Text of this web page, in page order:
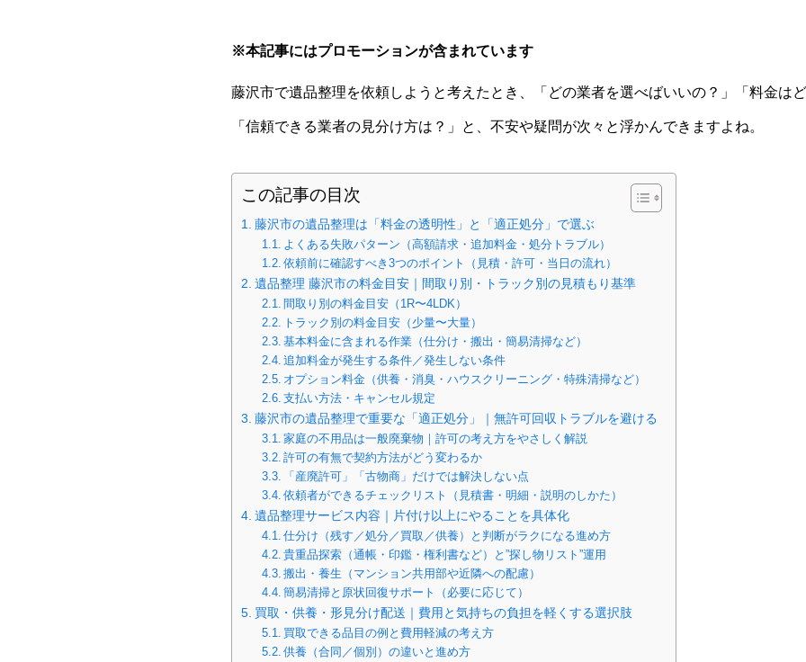
※本記事にはプロモーションが含まれています
藤沢市で遺品整理を依頼しようと考えたとき、「どの業者を選べばいいの？」「料金は
「信頼できる業者の見分け方は？」と、不安や疑問が次々と浮かんできますよね。
この記事の目次
藤沢市の遺品整理は「料金の透明性」と「適正処分」で選ぶ
よくある失敗パターン（高額請求・追加料金・処分トラブル）
依頼前に確認すべき3つのポイント（見積・許可・当日の流れ）
遺品整理 藤沢市の料金目安｜間取り別・トラック別の見積もり基準
間取り別の料金目安（1R〜4LDK）
トラック別の料金目安（少量〜大量）
基本料金に含まれる作業（仕分け・搬出・簡易清掃など）
追加料金が発生する条件／発生しない条件
オプション料金（供養・消臭・ハウスクリーニング・特殊清掃など）
支払い方法・キャンセル規定
藤沢市の遺品整理で重要な「適正処分」｜無許可回収トラブルを避ける
家庭の不用品は一般廃棄物｜許可の考え方をやさしく解説
許可の有無で契約方法がどう変わるか
「産廃許可」「古物商」だけでは解決しない点
依頼者ができるチェックリスト（見積書・明細・説明のしかた）
遺品整理サービス内容｜片付け以上にやることを具体化
仕分け（残す／処分／買取／供養）と判断がラクになる進め方
貴重品探索（通帳・印鑑・権利書など）と”探し物リスト”運用
搬出・養生（マンション共用部や近隣への配慮）
簡易清掃と原状回復サポート（必要に応じて）
買取・供養・形見分け配送｜費用と気持ちの負担を軽くする選択肢
買取できる品目の例と費用軽減の考え方
供養（合同／個別）の違いと進め方